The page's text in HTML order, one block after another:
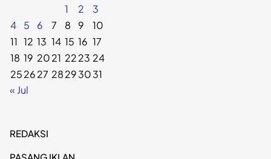
1
2
3
4
5 6 7 8 9
10
11 12 13 14 15 16 17
18 19 2021 2223 24
252627 28293031
« Jul
REDAKSI